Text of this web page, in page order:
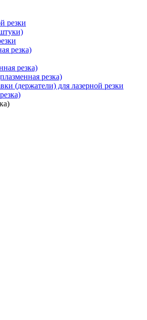
резки
резка)
резка)
резка)
(держатели) для лазерной резки